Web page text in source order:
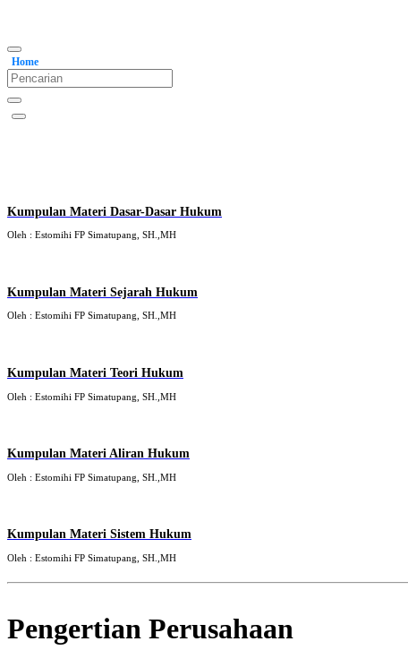
Home
Kumpulan Materi Dasar-Dasar Hukum
Oleh : Estomihi FP Simatupang, SH.,MH
Kumpulan Materi Sejarah Hukum
Oleh : Estomihi FP Simatupang, SH.,MH
Kumpulan Materi Teori Hukum
Oleh : Estomihi FP Simatupang, SH.,MH
Kumpulan Materi Aliran Hukum
Oleh : Estomihi FP Simatupang, SH.,MH
Kumpulan Materi Sistem Hukum
Oleh : Estomihi FP Simatupang, SH.,MH
Pengertian Perusahaan